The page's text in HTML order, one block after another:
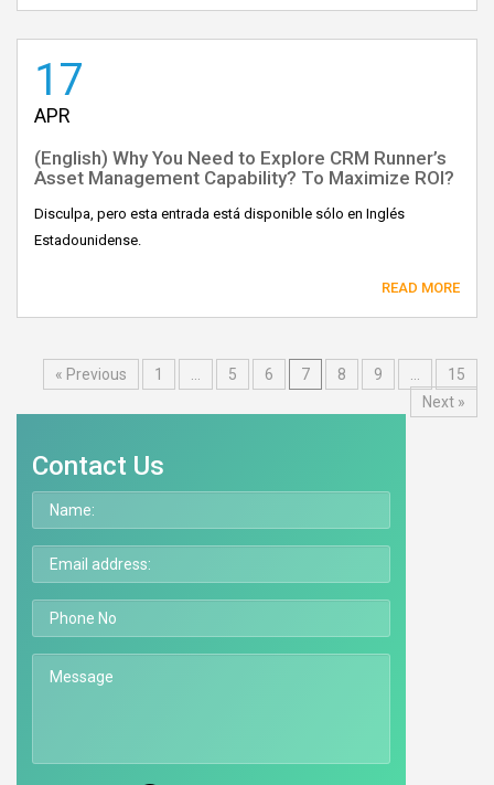
17
APR
(English) Why You Need to Explore CRM Runner’s
Asset Management Capability? To Maximize ROI?
Disculpa, pero esta entrada está disponible sólo en Inglés
Estadounidense.
READ MORE
« Previous 1 5 6 7 8 9
15
Next »
Contact Us